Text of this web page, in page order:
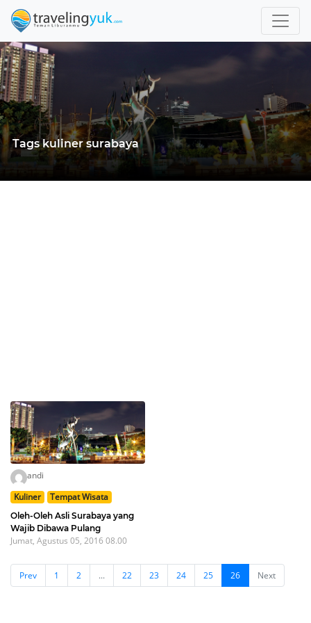
Tags kuliner surabaya
andi
Kuliner
Tempat Wisata
Oleh-Oleh Asli Surabaya yang
Wajib Dibawa Pulang
Jumat, Agustus 05, 2016 08.00
Prev 1 2 ... 22 23 24 25 26 Next